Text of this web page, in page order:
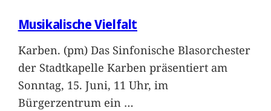
Musikalische Vielfalt
Karben. (pm) Das Sinfonische Blasorchester
der Stadtkapelle Karben präsentiert am
Sonntag, 15. Juni, 11 Uhr, im
Bürgerzentrum ein …